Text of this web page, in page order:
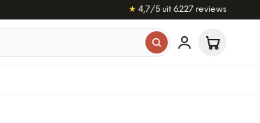
★ 4,7/5 uit 6.227reviews